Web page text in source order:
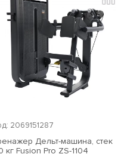
2069151287
Дельт-машина, стек
кг Fusion Pro ZS-1104